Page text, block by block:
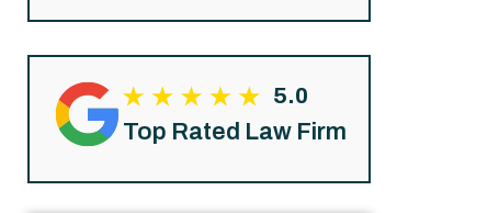
5.0
Top Rated Law Firm